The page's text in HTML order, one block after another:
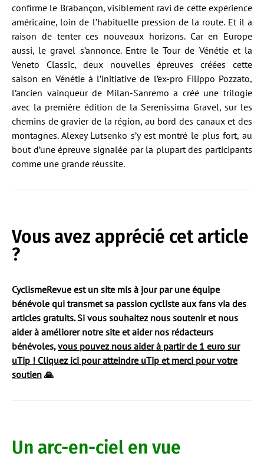
confirme le Brabançon, visiblement ravi de cette expérience
américaine, loin de l’habituelle pression de la route. Et il a
raison de tenter ces nouveaux horizons. Car en Europe
aussi, le gravel s’annonce. Entre le Tour de Vénétie et la
Veneto Classic, deux nouvelles épreuves créées cette
saison en Vénétie à l’initiative de l’ex-pro Filippo Pozzato,
l’ancien vainqueur de Milan-Sanremo a créé une trilogie
avec la première édition de la Serenissima Gravel, sur les
chemins de gravier de la région, au bord des canaux et des
montagnes. Alexey Lutsenko s’y est montré le plus fort, au
bout d’une épreuve signalée par la plupart des participants
comme une grande réussite.
Vous avez apprécié cet article
?
CyclismeRevue est un site mis à jour par une équipe
bénévole qui transmet sa passion cycliste aux fans via des
articles gratuits. Si vous souhaitez nous soutenir et nous
aider à améliorer notre site et aider nos rédacteurs
bénévoles,vous pouvez nous aider à partir de 1 euro sur
uTip ! Cliquez ici pour atteindre uTip et merci pour votre
soutien 🙏
Un arc-en-ciel en vue